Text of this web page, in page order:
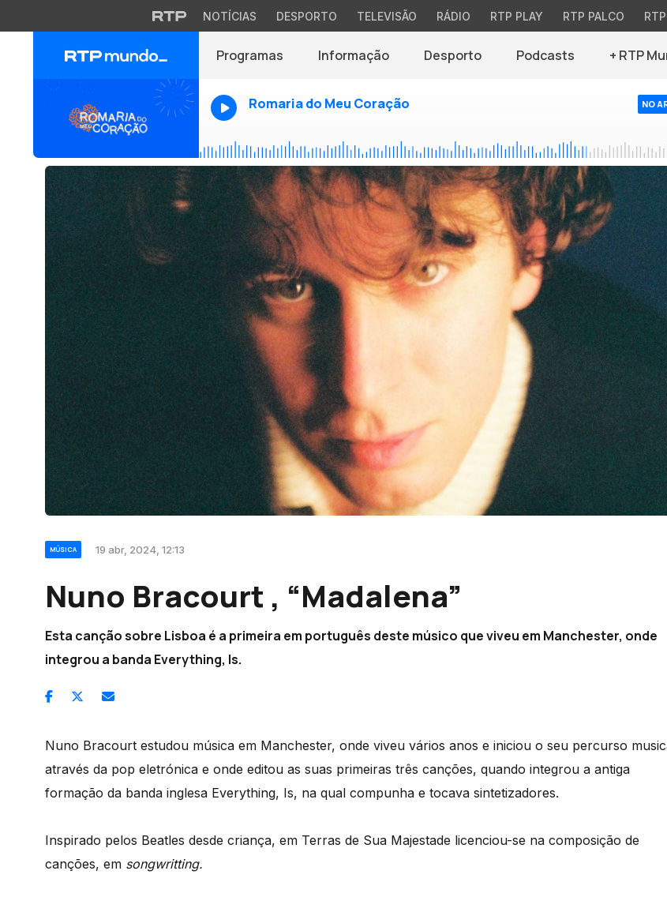
NOTÍCIAS DESPORTO TELEVISÃO RÁDIO RTP PLAY RTP PALCO
Programas Informação Desporto Podcasts + RTP
Romaria do Meu Coração NO
MÚSICA 19 abr, 2024, 12:13
Nuno Bracourt , “Madalena”
Esta canção sobre Lisboa é a primeira em português deste músico que viveu em Manchester, onde
integrou a banda Everything, Is.
Nuno Bracourt estudou música em Manchester, onde viveu vários anos e iniciou o seu percurso
através da pop eletrónica e onde editou as suas primeiras três canções, quando integrou a antiga
formação da banda inglesa Everything, Is, na qual compunha e tocava sintetizadores.
Inspirado pelos Beatles desde criança, em Terras de Sua Majestade licenciou-se na composição de
canções, em songwritting.